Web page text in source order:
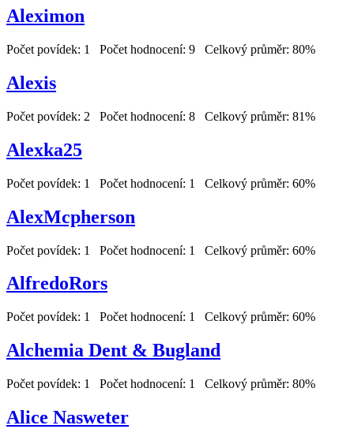
Aleximon
Počet povídek: 1 Počet hodnocení: 9 Celkový průměr: 80%
Alexis
Počet povídek: 2 Počet hodnocení: 8 Celkový průměr: 81%
Alexka25
Počet povídek: 1 Počet hodnocení: 1 Celkový průměr: 60%
AlexMcpherson
Počet povídek: 1 Počet hodnocení: 1 Celkový průměr: 60%
AlfredoRors
Počet povídek: 1 Počet hodnocení: 1 Celkový průměr: 60%
Alchemia Dent & Bugland
Počet povídek: 1 Počet hodnocení: 1 Celkový průměr: 80%
Alice Nasweter